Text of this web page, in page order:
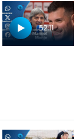
52:11